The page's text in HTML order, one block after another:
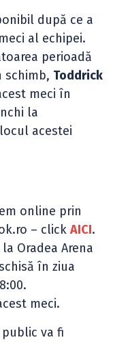
după ce a
al echipei.
perioadă
schimb, Toddrick
meci în
la
acestei
online prin
– click AICI.
Oradea Arena
în ziua
meci.
va fi